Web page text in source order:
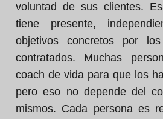
voluntad de sus clientes.
tiene presente,
objetivos concretos por
contratados. Muchas
coach de vida para que los
pero eso no depende del
mismos. Cada persona es